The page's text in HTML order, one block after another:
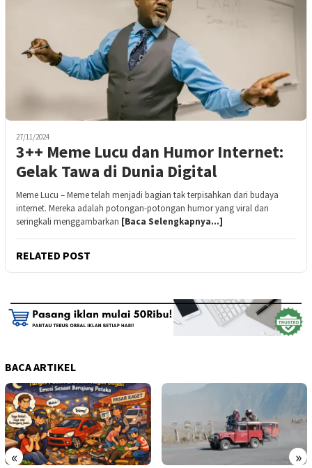
27/11/2024
3++ Meme Lucu dan Humor Internet:
Gelak Tawa di Dunia Digital
Meme Lucu – Meme telah menjadi bagian tak terpisahkan dari budaya
internet. Mereka adalah potongan-potongan humor yang viral dan
seringkali menggambarkan [Baca Selengkapnya…]
RELATED POST
BACA ARTIKEL
« »